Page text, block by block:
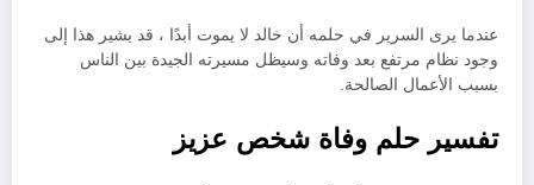
عندما يرى السرير في حلمه أن خالد لا يموت أبدًا ، قد يشير هذا إلى
وجود نظام مرتفع بعد وفاته وسيظل مسيرته الجيدة بين الناس
بسبب الأعمال الصالحة.
تفسير حلم وفاة شخص عزيز